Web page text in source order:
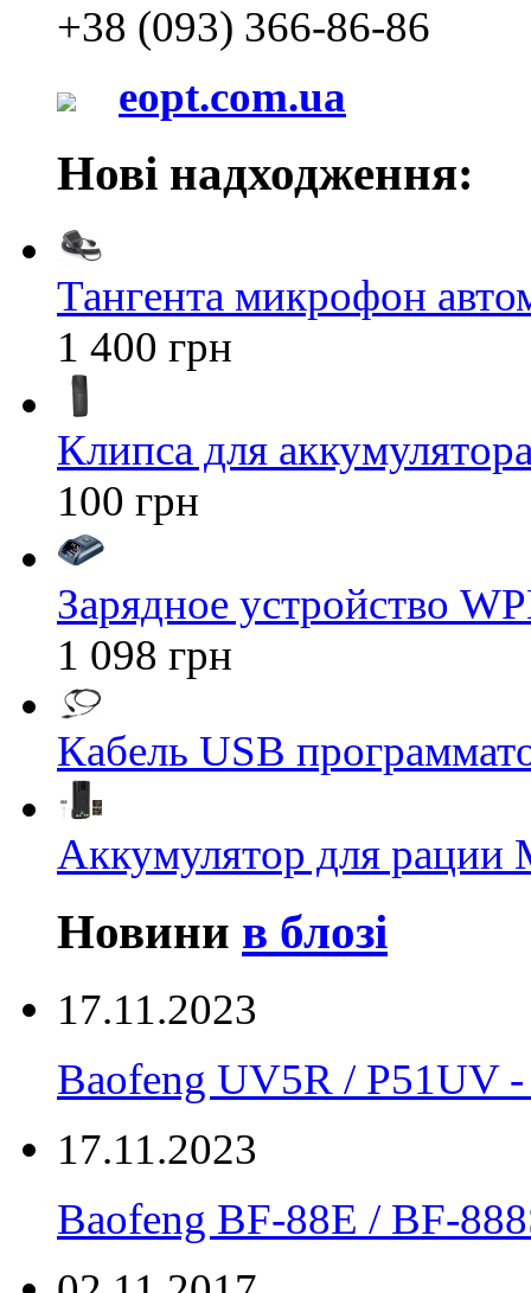
+38 (093) 366-86-86
eopt.com.ua
Нові надходження:
Тангента микрофон
1 400 грн
Клипса для
100 грн
Зарядное устройство
1 098 грн
Кабель USB
Аккумулятор для рации
Новини в блозі
17.11.2023
Baofeng UV5R /
17.11.2023
Вaofeng BF-88E / BF-